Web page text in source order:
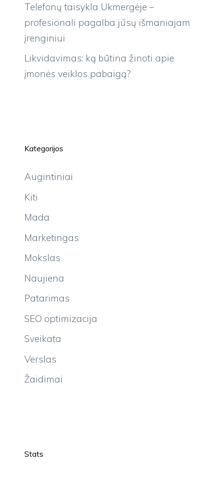
Telefonų taisykla Ukmergėje –
profesionali pagalba jūsų išmaniajam
įrenginiui
Likvidavimas: ką būtina žinoti apie
įmonės veiklos pabaigą?
Kategorijos
Augintiniai
Kiti
Mada
Marketingas
Mokslas
Naujiena
Patarimas
SEO optimizacija
Sveikata
Verslas
Žaidimai
Stats